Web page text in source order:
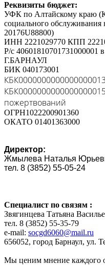
Реквизиты бюджет:
УФК по Алтайскому краю
социального обслуживания
20176U88800)
ИНН 2221029770 КПП
Р/с
Г.БАРНАУЛ
БИК 040173001
пожертвований
ОГРН1022200901360
ОКАТО 01401363000
Директор:
Жмылева Наталья
тел. 8 (3852) 55-05-24
Специалист по связям :
Звягинцева Татьяна
тел. 8 (3852) 55-35-79
e-mail: socgd6060@mail.ru
656052, город Барнаул, ул.
Мы ценим мнение каждого о